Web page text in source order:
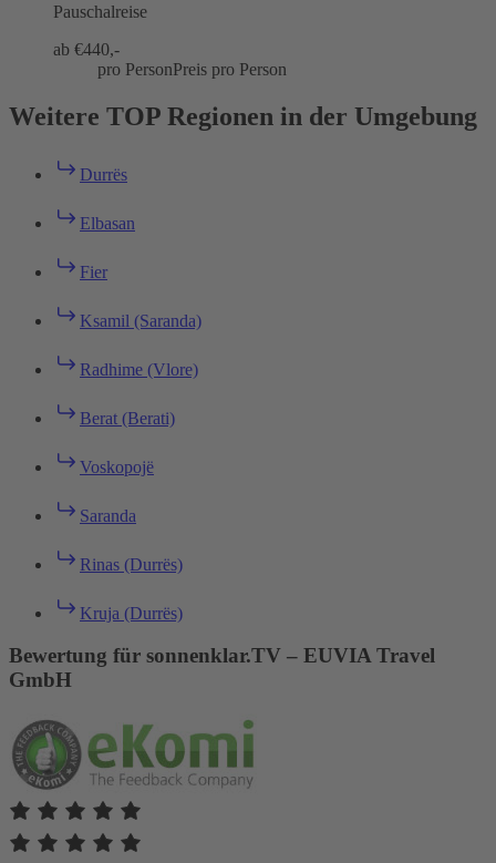
Pauschalreise
ab €440,-
pro PersonPreis pro Person
Weitere TOP Regionen in der Umgebung
Durrës
Elbasan
Fier
Ksamil (Saranda)
Radhime (Vlore)
Berat (Berati)
Voskopojë
Saranda
Rinas (Durrës)
Kruja (Durrës)
Bewertung für sonnenklar.TV – EUVIA Travel
GmbH